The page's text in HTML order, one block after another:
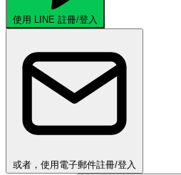
使用 LINE 註冊/登入
或者，使用電子郵件註冊/登入